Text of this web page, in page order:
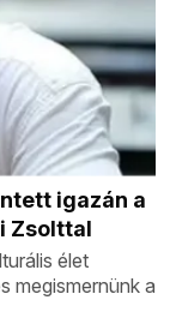
igazán a
Zsolttal
élet
megismernünk a